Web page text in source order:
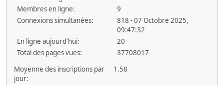
Membres en ligne:
9
Connexions simultanées:
818 - 07 Octobre 2025,
09:47:32
En ligne aujourd'hui:
20
Total des pages vues:
37708017
Moyenne des inscriptions par
jour:
1.58